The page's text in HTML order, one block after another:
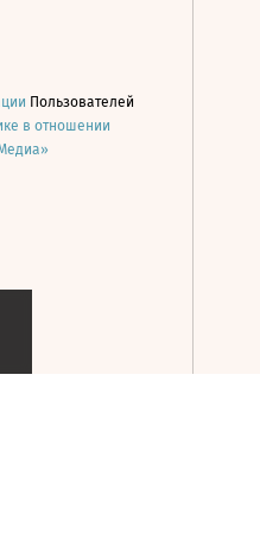
Пользователей
в отношении